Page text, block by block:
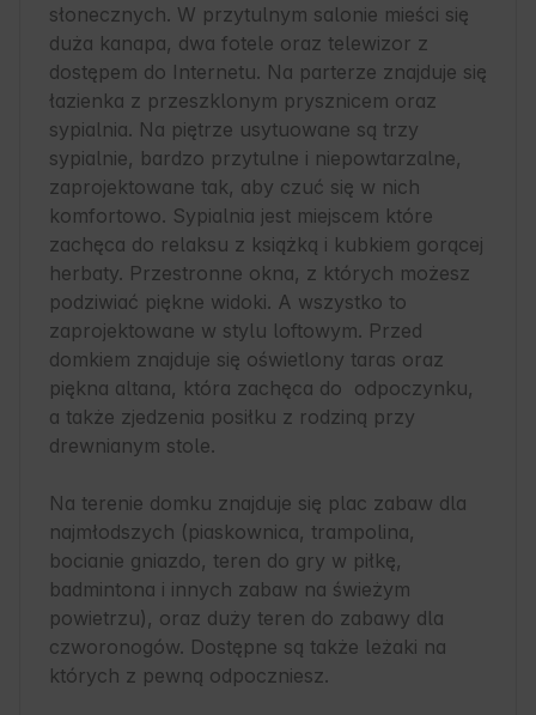
słonecznych. W przytulnym salonie mieści się
duża kanapa, dwa fotele oraz telewizor z
dostępem do Internetu. Na parterze znajduje się
łazienka z przeszklonym prysznicem oraz
sypialnia. Na piętrze usytuowane są trzy
sypialnie, bardzo przytulne i niepowtarzalne,
zaprojektowane tak, aby czuć się w nich
komfortowo. Sypialnia jest miejscem które
zachęca do relaksu z książką i kubkiem gorącej
herbaty. Przestronne okna, z których możesz
podziwiać piękne widoki. A wszystko to
zaprojektowane w stylu loftowym. Przed
domkiem znajduje się oświetlony taras oraz
piękna altana, która zachęca do  odpoczynku,
a także zjedzenia posiłku z rodziną przy
drewnianym stole.
Na terenie domku znajduje się plac zabaw dla
najmłodszych (piaskownica, trampolina,
bocianie gniazdo, teren do gry w piłkę,
badmintona i innych zabaw na świeżym
powietrzu), oraz duży teren do zabawy dla
czworonogów. Dostępne są także leżaki na
których z pewną odpoczniesz.